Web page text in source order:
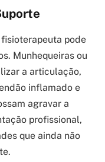
pode
Munhequeiras ou
a articulação,
inflamado e
agravar a
profissional,
que ainda não